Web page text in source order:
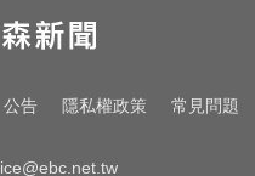
最後貼
揭三大飲食
公告 隱私權政策 常見問題